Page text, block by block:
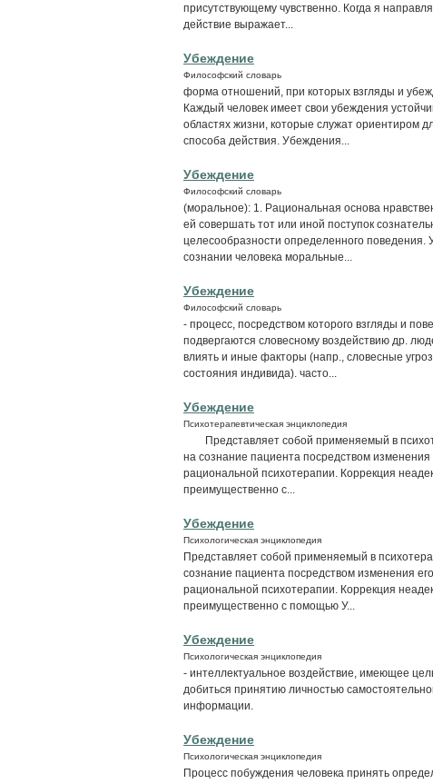
присутствующему чувственно. Когда я
действие выражает...
Убеждение
Философский словарь
форма отношений, при которых взгляды и
Каждый человек имеет свои убеждения
областях жизни, которые служат ориентиром
способа действия. Убеждения...
Убеждение
Философский словарь
(моральное): 1. Рациональная основа
ей совершать тот или иной поступок
целесообразности определенного поведения.
сознании человека моральные...
Убеждение
Философский словарь
- процесс, посредством которого взгляды и
подвергаются словесному воздействию др.
влиять и иные факторы (напр., словесные
состояния индивида). часто...
Убеждение
Психотерапевтическая энциклопедия
Представляет собой применяемый в
на сознание пациента посредством
рациональной психотерапии. Коррекция
преимущественно с...
Убеждение
Психологическая энциклопедия
Представляет собой применяемый в
сознание пациента посредством изменения
рациональной психотерапии. Коррекция
преимущественно с помощью У...
Убеждение
Психологическая энциклопедия
- интеллектуальное воздействие, имеющее
добиться принятию личностью
информации.
Убеждение
Психологическая энциклопедия
Процесс побуждения человека принять